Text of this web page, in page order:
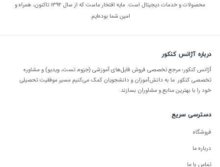
محصولات و خدمات دیجیتال است. مایه افتخار ماست که از سال ۱۳۹۴ تاکنون، همراه و
امین شما بوده‌ایم.
درباره آژانس کنکور
آژانس کنکور؛ مرجع تخصصی فروش فایل‌های آموزشی (جزوه، تست، ویدیو) و مشاوره
تخصصی کنکور. ما به دانش‌آموزان و دانشجویان کمک می‌کنیم مسیر موفقیت تحصیلی
خود را با بهترین منابع و مشاوران بسازند.
دسترسی سریع
فروشگاه
درباره ما
تماس با ما